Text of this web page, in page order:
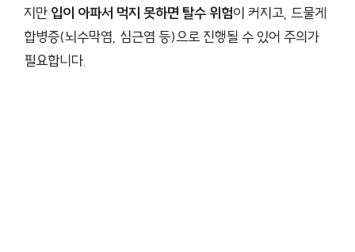
지만 입이 아파서 먹지 못하면 탈수 위험이 커지고, 드물게
합병증(뇌수막염, 심근염 등)으로 진행될 수 있어 주의가
필요합니다.